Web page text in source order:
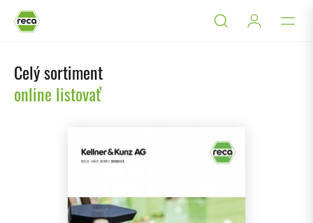
Celý sortiment
online listovať